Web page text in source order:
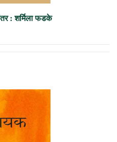
: शर्मिला फडके